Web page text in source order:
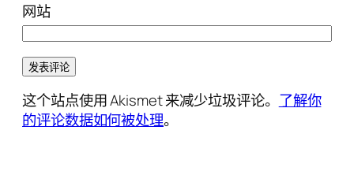
网站
这个站点使用 Akismet 来减少垃圾评论。 了解你
的评论数据如何被处理。